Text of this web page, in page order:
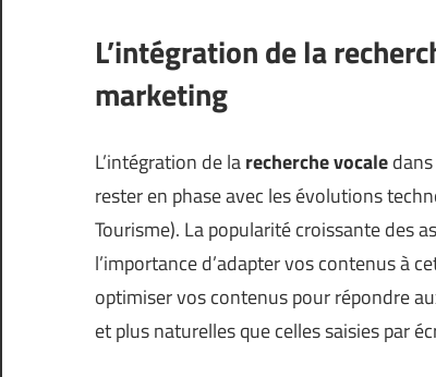
L’intégration de la
marketing
L’intégration de larecherche vocale
rester en phase avec les évolutions
Tourisme). La popularité croissante des
l’importance d’adapter vos contenus à
optimiser vos contenus pour répondre
et plus naturelles que celles saisies par